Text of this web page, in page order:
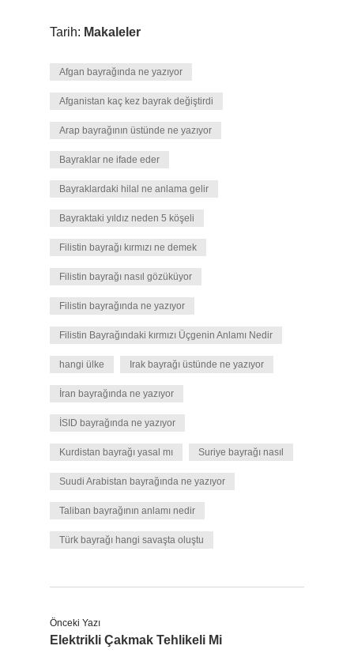
Tarih: Makaleler
Afgan bayrağında ne yazıyor
Afganistan kaç kez bayrak değiştirdi
Arap bayrağının üstünde ne yazıyor
Bayraklar ne ifade eder
Bayraklardaki hilal ne anlama gelir
Bayraktaki yıldız neden 5 köşeli
Filistin bayrağı kırmızı ne demek
Filistin bayrağı nasıl gözüküyor
Filistin bayrağında ne yazıyor
Filistin Bayrağındaki kırmızı Üçgenin Anlamı Nedir
hangi ülke Irak bayrağı üstünde ne yazıyor
İran bayrağında ne yazıyor
İSID bayrağında ne yazıyor
Kurdistan bayrağı yasal mı Suriye bayrağı nasıl
Suudi Arabistan bayrağında ne yazıyor
Taliban bayrağının anlamı nedir
Türk bayrağı hangi savaşta oluştu
Önceki Yazı
Elektrikli Çakmak Tehlikeli Mi